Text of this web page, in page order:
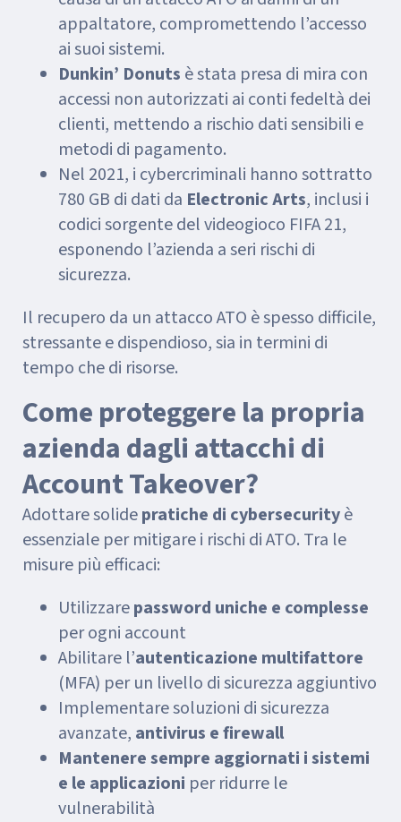
appaltatore, compromettendo l’accesso
ai suoi sistemi.
Dunkin’ Donuts è stata presa di mira con
accessi non autorizzati ai conti fedeltà dei
clienti, mettendo a rischio dati sensibili e
metodi di pagamento.
Nel 2021, i cybercriminali hanno sottratto
780 GB di dati da Electronic Arts, inclusi i
codici sorgente del videogioco FIFA 21,
esponendo l’azienda a seri rischi di
sicurezza.
Il recupero da un attacco ATO è spesso difficile,
stressante e dispendioso, sia in termini di
tempo che di risorse.
Come proteggere la propria
azienda dagli attacchi di
Account Takeover?
Adottare solidepratiche di cybersecurityè
essenziale per mitigare i rischi di ATO. Tra le
misure più efficaci:
Utilizzarepassword uniche e complesse
per ogni account
Abilitare l’autenticazione multifattore
(MFA) per un livello di sicurezza aggiuntivo
Implementare soluzioni di sicurezza
avanzate, antivirus e firewall
Mantenere sempre aggiornati i sistemi
e le applicazioni per ridurre le
vulnerabilità